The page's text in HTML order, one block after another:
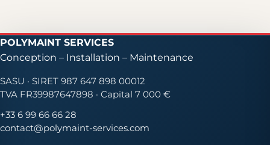
POLYMAINT SERVICES
Conception – Installation – Maintenance
SASU · SIRET 987 647 898 00012
TVA FR39987647898 · Capital 7 000 €
+33 6 99 66 66 28
contact@polymaint-services.com